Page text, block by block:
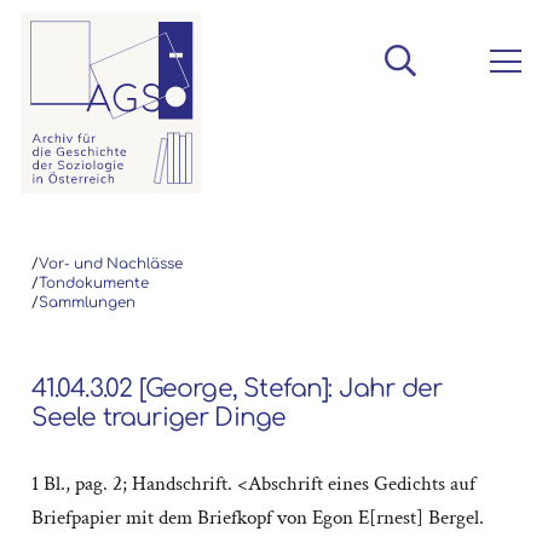
/Vor- und Nachlässe
/Tondokumente
/Sammlungen
41.04.3.02 [George, Stefan]: Jahr der
Seele trauriger Dinge
1 Bl., pag. 2; Handschrift. <Abschrift eines Gedichts auf
Briefpapier mit dem Briefkopf von Egon E[rnest] Bergel.